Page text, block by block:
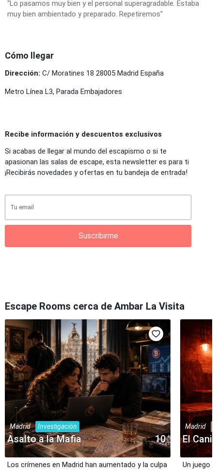
"Lo pasamos muy bien y el personal superagradable. Estaba
muy bien ambientado y preparado. Repetiremos"
Cómo llegar
Dirección: C/ Moratines 18 28005 Madrid España
Metro Línea L3, Parada Embajadores
Recibe información y descuentos exclusivos
Si acabas de llegar al mundo del escapismo o si te
apasionan las salas de escape, esta newsletter es para ti
¡Recibirás novedades y ofertas en tu bandeja de entrada!
Suscribirme
Escape Rooms cerca de Ambar La Visita
Madrid Investigación
Asalto a la Mafia 10
Los crímenes en Madrid han aumentado y la culpa
Madrid
El
Un juego